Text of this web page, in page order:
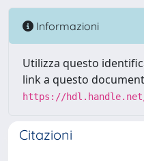
Informazioni
Utilizza questo
link a questo
https://hdl.handle.net/
Citazioni